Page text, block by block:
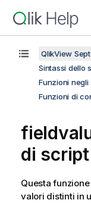
QlikView
Sintassi dello
Funzioni
Funzioni di
di script
Questa
valori distinti in